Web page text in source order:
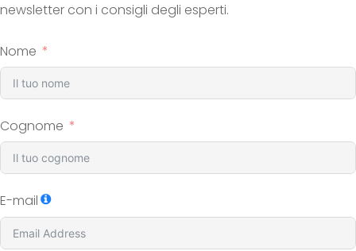
newsletter con i consigli degli esperti.
Nome
Cognome
E-mail